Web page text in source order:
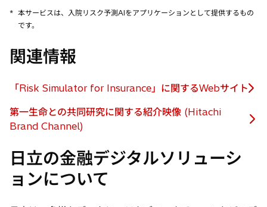
* 本サービスは、入院リスク予測AIをアプリケーションとして提供するもの
です。
関連情報
「Risk Simulator for Insurance」に関するWebサイト
し
い
ブ
で
開
第一生命との共同研究に関する紹介映像 (Hitachi
Brand Channel)
新
い
タ
ブ
日立の金融デジタルソリューシ
ョンについて